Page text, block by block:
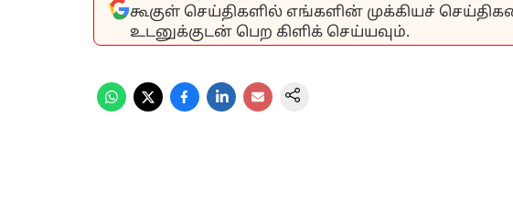
கூகுள் செய்திகளில் எங்களின் முக்கியச்
உடனுக்குடன் பெற கிளிக் செய்யவும்.